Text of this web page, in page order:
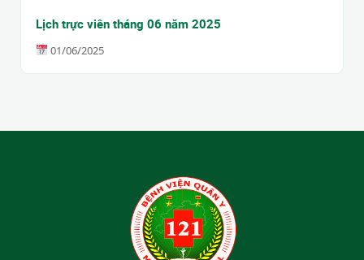
Lịch trực viên tháng 06 năm 2025
01/06/2025